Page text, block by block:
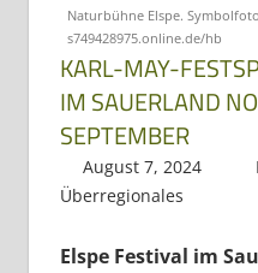
Region
Mosel
und
Saar
Dreiländereck
Naturbühne Elspe.
s749428975.online.de/hb
KARL-MAY-
IM SAUERLAND
SEPTEMBER
August 7, 2024
Überregionales
Elspe Festival im